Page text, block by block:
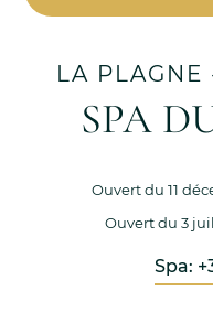
SPA
LA PLAGNE
Ouvert du 11
Ouvert du 3
Spa: